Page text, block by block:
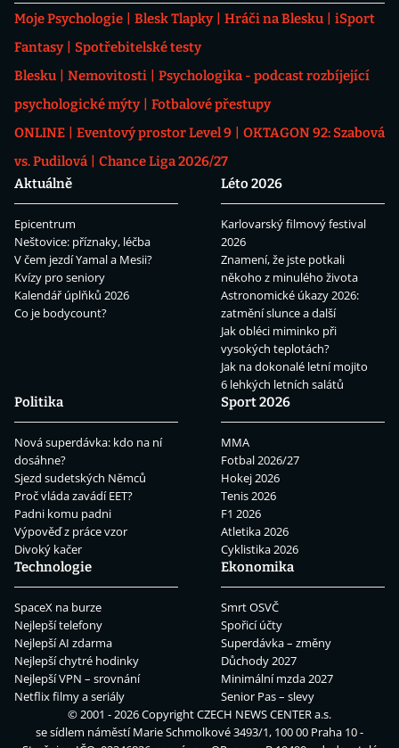
Moje Psychologie Blesk Tlapky Hráči na Blesku
iSport
Fantasy
Spotřebitelské testy
Blesku
Nemovitosti
Psychologika - podcast rozbíjející
psychologické mýty
Fotbalové přestupy
ONLINE
Eventový prostor Level 9
OKTAGON 92: Szabová
vs. Pudilová
Chance Liga 2026/27
Aktuálně
Epicentrum
Neštovice: příznaky, léčba
V čem jezdí Yamal a Mesii?
Kvízy pro seniory
Kalendář úplňků 2026
Co je bodycount?
Léto 2026
Karlovarský filmový festival
2026
Znamení, že jste potkali
někoho z minulého života
Astronomické úkazy 2026:
zatmění slunce a další
Jak obléci miminko při
vysokých teplotách?
Jak na dokonalé letní mojito
6 lehkých letních salátů
Politika
Nová superdávka: kdo na ní
dosáhne?
Sjezd sudetských Němců
Proč vláda zavádí EET?
Padni komu padni
Výpověď z práce vzor
Divoký kačer
Sport 2026
MMA
Fotbal 2026/27
Hokej 2026
Tenis 2026
F1 2026
Atletika 2026
Cyklistika 2026
Technologie
SpaceX na burze
Nejlepší telefony
Nejlepší AI zdarma
Nejlepší chytré hodinky
Nejlepší VPN – srovnání
Netflix filmy a seriály
Ekonomika
Smrt OSVČ
Spořicí účty
Superdávka – změny
Důchody 2027
Minimální mzda 2027
Senior Pas – slevy
© 2001 - 2026 CopyrightCZECH NEWS CENTER a.s.
se sídlem náměstí Marie Schmolkové 3493/1, 100 00 Praha 10 -